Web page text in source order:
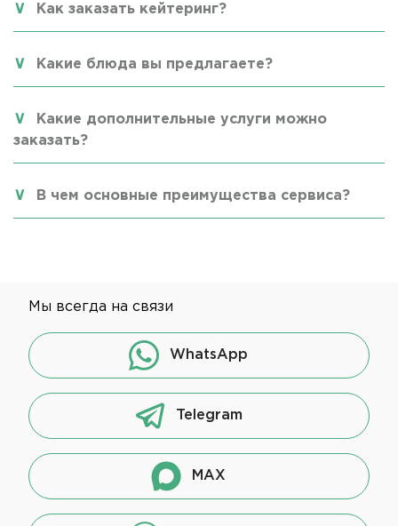
Как заказать кейтеринг?
Какие блюда вы предлагаете?
Какие дополнительные услуги можно
заказать?
В чем основные преимущества сервиса?
Мы всегда на связи
WhatsApp
Telegram
MAX